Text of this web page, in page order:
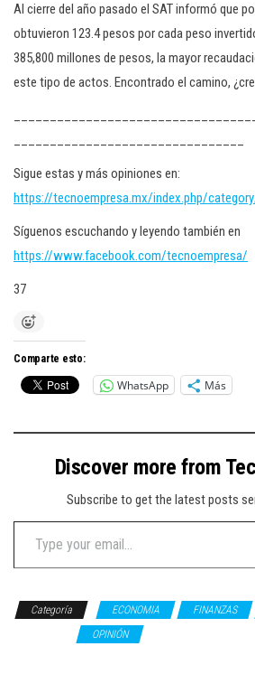
Al cierre del año pasado el SAT informó que
obtuvieron 123.4 pesos por cada peso
385,800 millones de pesos, la mayor
este tipo de actos. Encontrado el camino,
Sigue estas y más opiniones en:
https://tecnoempresa.mx/index.php/
Síguenos escuchando y leyendo también en
https://www.facebook.com/tecnoempresa/
37
Comparte esto:
WhatsApp Más
Discover more from
Subscribe to get the latest posts
Type your email…
Categoría ECONOMIA FINANZAS
OPINIÓN